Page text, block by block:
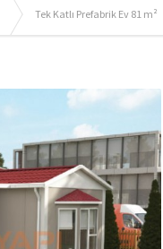
Tek Katlı Prefabrik Ev 81 m²